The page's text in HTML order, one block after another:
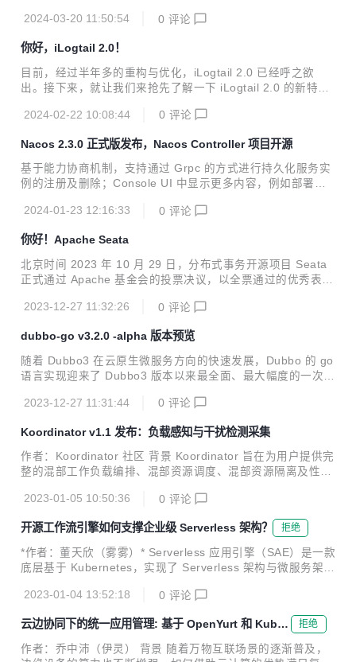
2024-03-20 11:50:54
0 评论
你好，iLogtail 2.0！
目前，经过半年多的重构与优化，iLogtail 2.0 已经呼之欲
出。接下来，就让我们来抢先了解一下 iLogtail 2.0 的新特性
2024-02-22 10:08:44
0 评论
Nacos 2.3.0 正式版发布，Nacos Controller 项目开源
基于能力协商机制，支持通过 Grpc 的方式进行持久化服务实
例的注册及删除；Console UI 中显示更多内容，例如部署模
2024-01-23 12:16:33
0 评论
你好！Apache Seata
北京时间 2023 年 10 月 29 日，分布式事务开源项目 Seata
正式通过 Apache 基金会的投票决议，以全票通过的优秀表现
2023-12-27 11:32:26
0 评论
dubbo-go v3.2.0 -alpha 版本预览
随着 Dubbo3 在云原生微服务方向的快速发展，Dubbo 的 go
语言实现迎来了 Dubbo3 版本以来最全面、最大幅度的一次升
测能力等。
2023-12-27 11:31:44 0 评论
Koordinator v1.1 发布：负载感知与干扰检测采集
作者：Koordinator 社区 背景 Koordinator 旨在为用户提供完
整的混部工作负载编排、混部资源调度、混部资源隔离及性能
空闲节点资源并分配给真正有需要的计算任务，从而提高全局
的资源利用效率。 从 2022 年 4 月发布以来，Koordinator 迄
今一共迭代发布了 9 个版本。项目经历的大半年发展过程中，
社区吸纳了包括阿里巴巴、小米、小红书、爱奇艺、360、有
赞等在内的大量优秀工程师，贡献了众多的想法、代码和场
布 Koordinator v1.1 正式发...
2023-01-05 10:50:36 0 评论
开源工作流引擎如何支撑企业级 Serverless 架构？ 拒绝
*作者：董天欣（雾雾）* Serverless 应用引擎（SAE）是一款
底层基于 Kubernetes，实现了 Serverless 架构与微服务架构
程中也遇到了许多挑战。如何在蓬勃发展的云原生时代中解决
这些挑战，并进行可靠快速的云架构升级？SAE 团队和 Kube
Vela 社区针对这些挑战开展了紧密合作，并给出了云原生下的
开源可复制解决方案——KubeVela Workflow。 本文将详细介
绍 SAE 使用 KubeVela Workflow 进行架构升级的解决方案，
2023-01-04 13:52:18 0 评论
云边协同下的统一应用管理: 基于 OpenYurt 和 KubeV
ela 的解决方案
拒绝
作者：乔中沛（伊灵） 背景 随着万物互联场景的逐渐普及，